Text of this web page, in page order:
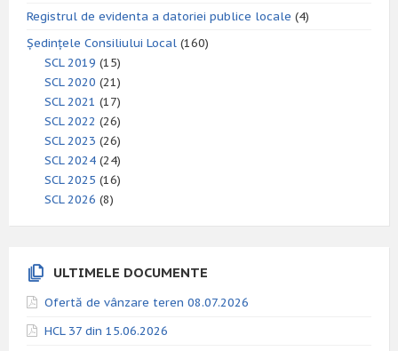
Registrul de evidenta a datoriei publice locale (4)
Ședințele Consiliului Local (160)
SCL 2019 (15)
SCL 2020 (21)
SCL 2021 (17)
SCL 2022 (26)
SCL 2023 (26)
SCL 2024 (24)
SCL 2025 (16)
SCL 2026 (8)
ULTIMELE DOCUMENTE
Ofertă de vânzare teren 08.07.2026
HCL 37 din 15.06.2026